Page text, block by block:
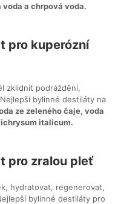
a chrpová voda.
pro kuperózní
zklidnit podráždění,
bylinné destiláty na
ze zeleného čaje, voda
italicum.
pro zralou pleť
hydratovat, regenerovat,
bylinné destiláty pro